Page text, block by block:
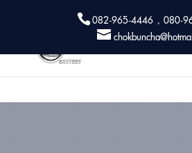
082-965-4446 , 080-